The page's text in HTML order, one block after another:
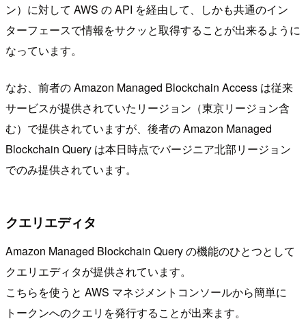
ン）に対して AWS の API を経由して、しかも共通のイン
ターフェースで情報をサクッと取得することが出来るように
なっています。
なお、前者の Amazon Managed Blockchain Access は従来
サービスが提供されていたリージョン（東京リージョン含
む）で提供されていますが、後者の Amazon Managed
Blockchain Query は本日時点でバージニア北部リージョン
でのみ提供されています。
クエリエディタ
Amazon Managed Blockchain Query の機能のひとつとして
クエリエディタが提供されています。
こちらを使うと AWS マネジメントコンソールから簡単に
トークンへのクエリを発行することが出来ます。